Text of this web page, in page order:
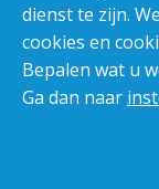
dienst te zijn.
cookies en
Bepalen wat u
Ga dan naar